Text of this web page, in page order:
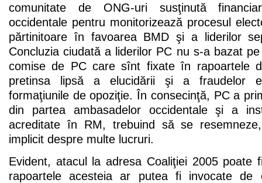
comunitate de ONG-uri susţinută
occidentale pentru monitorizează procesul
părtinitoare în favoarea BMD şi a liderilor
Concluzia ciudată a liderilor PC nu s-a bazat
comise de PC care sînt fixate în rapoartele
pretinsa lipsă a elucidării şi a fraudelor
formaţiunile de opoziţie. În consecinţă, PC a
din partea ambasadelor occidentale şi a
acreditate în RM, trebuind să se
implicit despre multe lucruri.
Evident, atacul la adresa Coaliţiei 2005 poate
rapoartele acesteia ar putea fi invocate de